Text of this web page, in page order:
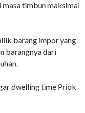
timbun maksimal
barang impor yang
barangnya dari
dwelling time Priok